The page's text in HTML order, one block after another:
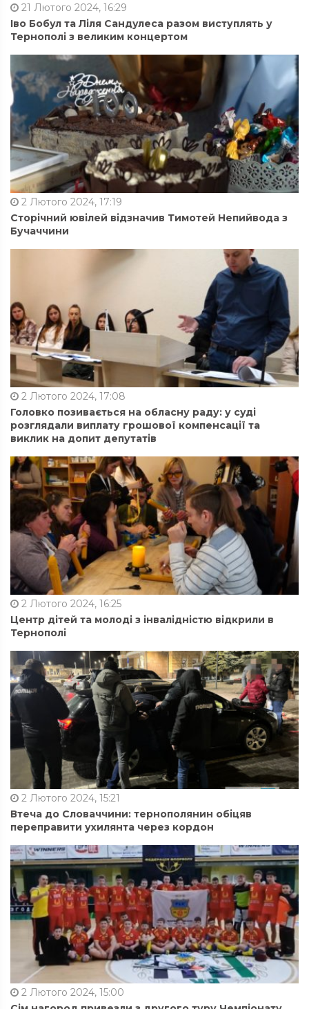
21 Лютого 2024, 16:29
Іво Бобул та Ліля Сандулеса разом виступлять у
Тернополі з великим концертом
2 Лютого 2024, 17:19
Сторічний ювілей відзначив Тимотей Непийвода з
Бучаччини
2 Лютого 2024, 17:08
Головко позивається на обласну раду: у суді
розглядали виплату грошової компенсації та
виклик на допит депутатів
2 Лютого 2024, 16:25
Центр дітей та молоді з інвалідністю відкрили в
Тернополі
2 Лютого 2024, 15:21
Втеча до Словаччини: тернополянин обіцяв
переправити ухилянта через кордон
2 Лютого 2024, 15:00